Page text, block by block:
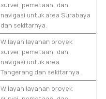
survei, pemetaan, dan
navigasi untuk area Surabaya
dan sekitarnya.
Wilayah layanan proyek
survei, pemetaan, dan
navigasi untuk area
Tangerang dan sekitarnya.
Wilayah layanan proyek